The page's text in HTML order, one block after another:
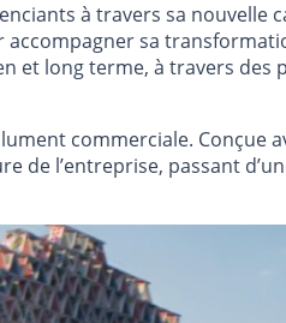
à travers sa nouvelle
accompagner sa
et long terme, à travers des
commerciale. Conçue
de l’entreprise, passant